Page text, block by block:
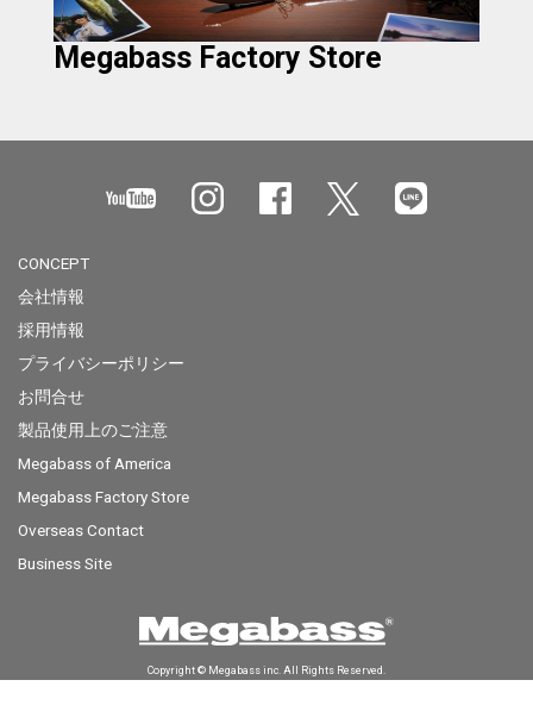
Megabass Factory Store
CONCEPT
会社情報
採用情報
プライバシーポリシー
お問合せ
製品使用上のご注意
Megabass of America
Megabass Factory Store
Overseas Contact
Business Site
Copyright © Megabass inc. All Rights Reserved.